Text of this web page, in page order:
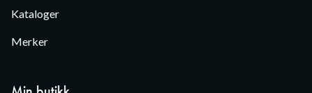
Kataloger
Merker